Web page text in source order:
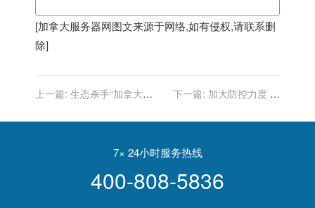
[加拿大服务器网图文来源于网络,如有侵权,请联系删
除]
上一篇: 生态杀手“加拿大一
下一篇: 加大防控力度 除
7× 24小时服务热线
400-808-5836